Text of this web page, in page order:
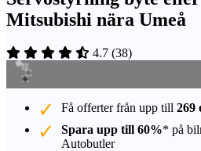
Mitsubishi nära Umeå
4.7 (38)
Få offerter från upp till 269
Spara upp till 60%* på
Autobutler